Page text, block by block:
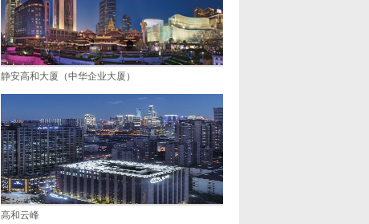
静安高和大厦（中华企业大厦）
高和云峰